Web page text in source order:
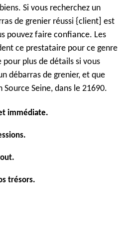
Si vous recherchez un
de grenier réussi {client] est
pouvez faire confiance. Les
ce prestataire pour ce genre
plus de détails si vous
débarras de grenier, et que
Seine, dans le 21690.
immédiate.
trésors.